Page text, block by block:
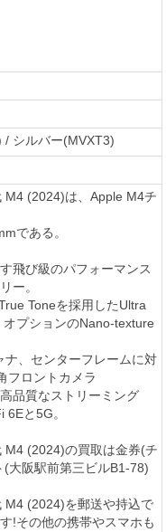
/ シルバー(MVXT3)
M4 (2024)は、Apple M4チ
である。
飛び級のパフォーマンス
ー。
Toneを採用したUltra
プションのNano-texture
、センターフレームに対
フロントカメラ
品質なストリーミング
と5G。
M4 (2024)の買取は金券(チ
大阪駅前第三ビルB1-78)
M4 (2024)を郵送や持込で
!その他の携帯やスマホも